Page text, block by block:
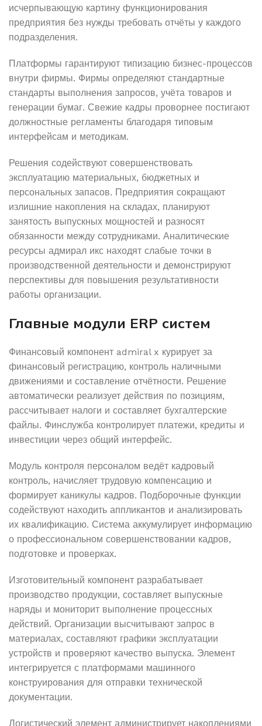
исчерпывающую картину функционирования
предприятия без нужды требовать отчёты у каждого
подразделения.
Платформы гарантируют типизацию бизнес-процессов
внутри фирмы. Фирмы определяют стандартные
стандарты выполнения запросов, учёта товаров и
генерации бумаг. Свежие кадры проворнее постигают
должностные регламенты благодаря типовым
интерфейсам и методикам.
Решения содействуют совершенствовать
эксплуатацию материальных, бюджетных и
персональных запасов. Предприятия сокращают
излишние накопления на складах, планируют
занятость выпускных мощностей и разносят
обязанности между сотрудниками. Аналитические
ресурсы адмирал икс находят слабые точки в
производственной деятельности и демонстрируют
перспективы для повышения результативности
работы организации.
Главные модули ERP систем
Финансовый компонент admiral x курирует за
финансовый регистрацию, контроль наличными
движениями и составление отчётности. Решение
автоматически реализует действия по позициям,
рассчитывает налоги и составляет бухгалтерские
файлы. Финслужба контролирует платежи, кредиты и
инвестиции через общий интерфейс.
Модуль контроля персоналом ведёт кадровый
контроль, начисляет трудовую компенсацию и
формирует каникулы кадров. Подборочные функции
содействуют находить аппликантов и анализировать
их квалификацию. Система аккумулирует информацию
о профессиональном совершенствовании кадров,
подготовке и проверках.
Изготовительный компонент разрабатывает
производство продукции, составляет выпускные
наряды и мониторит выполнение процессных
действий. Организации высчитывают запрос в
материалах, составляют графики эксплуатации
устройств и проверяют качество выпуска. Элемент
интегрируется с платформами машинного
конструирования для отправки технической
документации.
Логистический элемент администрирует накоплениями